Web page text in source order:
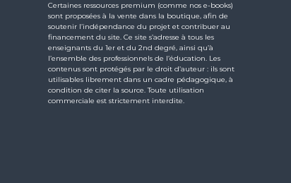
Certaines ressources premium (comme nos e-books)
sont proposées à la vente dans la boutique, afin de
soutenir l’indépendance du projet et contribuer au
financement du site. Ce site s’adresse à tous les
enseignants du 1er et du 2nd degré, ainsi qu’à
l’ensemble des professionnels de l’éducation. Les
contenus sont protégés par le droit d’auteur : ils sont
utilisables librement dans un cadre pédagogique, à
condition de citer la source. Toute utilisation
commerciale est strictement interdite.